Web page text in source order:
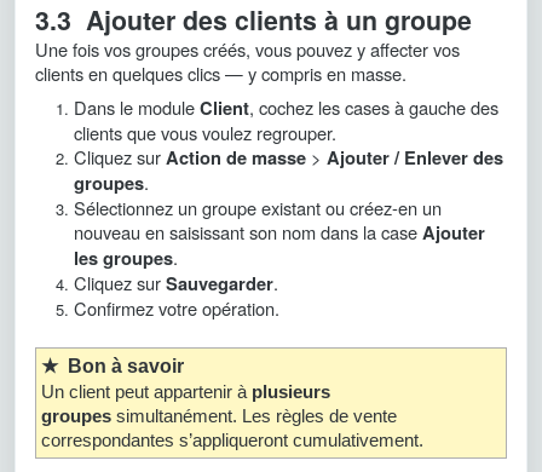
3.3 Ajouter des clients à un groupe
Une fois vos groupes créés, vous pouvez y affecter vos
clients en quelques clics — y compris en masse.
Dans le moduleClient, cochez les cases à gauche des
clients que vous voulez regrouper.
Cliquez surAction de masse > Ajouter / Enlever des
groupes.
Sélectionnez un groupe existant ou créez-en un
nouveau en saisissant son nom dans la caseAjouter
les groupes.
Cliquez surSauvegarder.
Confirmez votre opération.
★ Bon à savoir
Un client peut appartenir à plusieurs
groupes simultanément. Les règles de vente
correspondantes s’appliqueront cumulativement.